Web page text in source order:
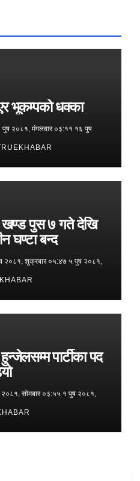
भूकम्पको धक्का
२०८१, मंगलवार ०३:११ १६ पुष
खण्ड पुस ७ गते देखि
घण्टा बन्द
२०८१, शुक्रबार ०५:४७ ५ पुष २०८१,
पार्टीका पद
सोमबार ०३:५५ १ पुष २०८१,